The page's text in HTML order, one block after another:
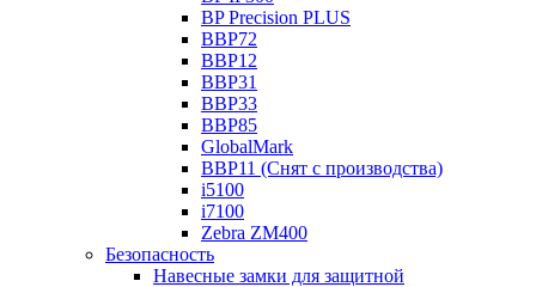
BP Precision PLUS
BBP72
BBP12
BBP31
BBP33
BBP85
GlobalMark
BBP11 (Снят с производства)
i5100
i7100
Zebra ZM400
Безопасность
Навесные замки для защитной